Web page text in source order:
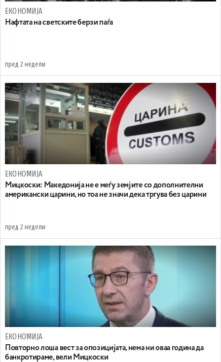
ЕКОНОМИЈА
Нафтата на светските берзи паѓа
пред 2 недели
ЕКОНОМИЈА
Мицкоски: Македонија не е меѓу земјите со дополнителни
американски царини, но тоа не значи дека тргува без царини
пред 2 недели
ЕКОНОМИЈА
Повторно лоша вест за опозицијата, нема ни оваа година да
банкротираме, вели Мицкоски